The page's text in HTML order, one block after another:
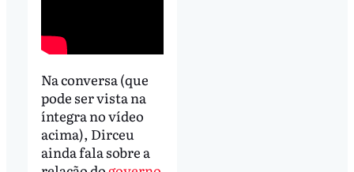
Na conversa (que
pode ser vista na
íntegra no vídeo
acima), Dirceu
ainda fala sobre a